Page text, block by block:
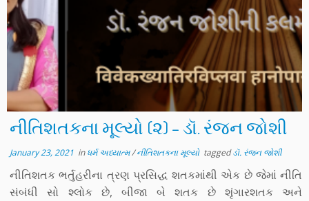
નીતિશતકના મૂલ્યો (૨) – ડૉ. રંજન જોશી
January 23, 2021 inધર્મ અધ્યાત્મ/નીતિશતકના મૂલ્યો taggedડૉ. રંજન જોશી
નીતિશતક ભર્તુહરીના ત્રણ પ્રસિદ્ધ શતકમાંથી એક છે જેમાં નીતિ
સંબંધી સો શ્લોક છે, બીજા બે શતક છે શૃંગારશતક અને